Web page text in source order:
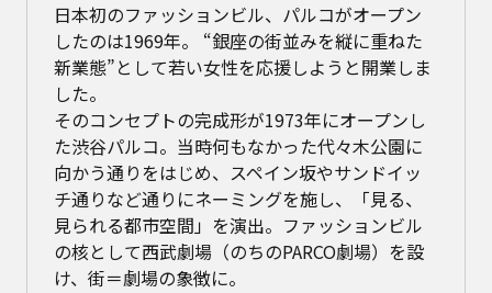
日本初のファッションビル、パルコがオープン
したのは1969年。 “銀座の街並みを縦に重ねた
新業態”として若い女性を応援しようと開業しま
した。
そのコンセプトの完成形が1973年にオープンし
た渋谷パルコ。当時何もなかった代々木公園に
向かう通りをはじめ、スペイン坂やサンドイッ
チ通りなど通りにネーミングを施し、「見る、
見られる都市空間」を演出。ファッションビル
の核として西武劇場（のちのPARCO劇場）を設
け、街＝劇場の象徴に。